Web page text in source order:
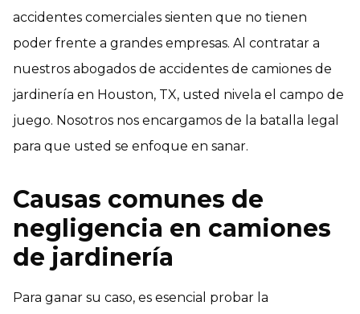
accidentes comerciales sienten que no tienen
poder frente a grandes empresas. Al contratar a
nuestros abogados de accidentes de camiones de
jardinería en Houston, TX, usted nivela el campo de
juego. Nosotros nos encargamos de la batalla legal
para que usted se enfoque en sanar.
Causas comunes de
negligencia en camiones
de jardinería
Para ganar su caso, es esencial probar la